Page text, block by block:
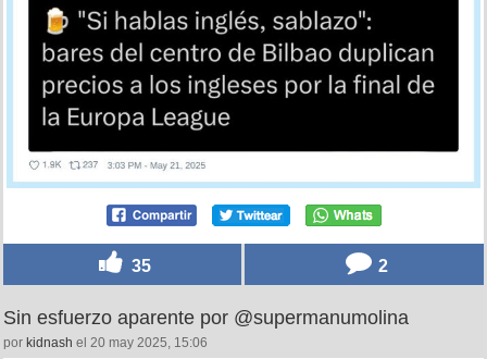
35 2
Sin esfuerzo aparente por @supermanumolina
por kidnash el 20 may 2025, 15:06